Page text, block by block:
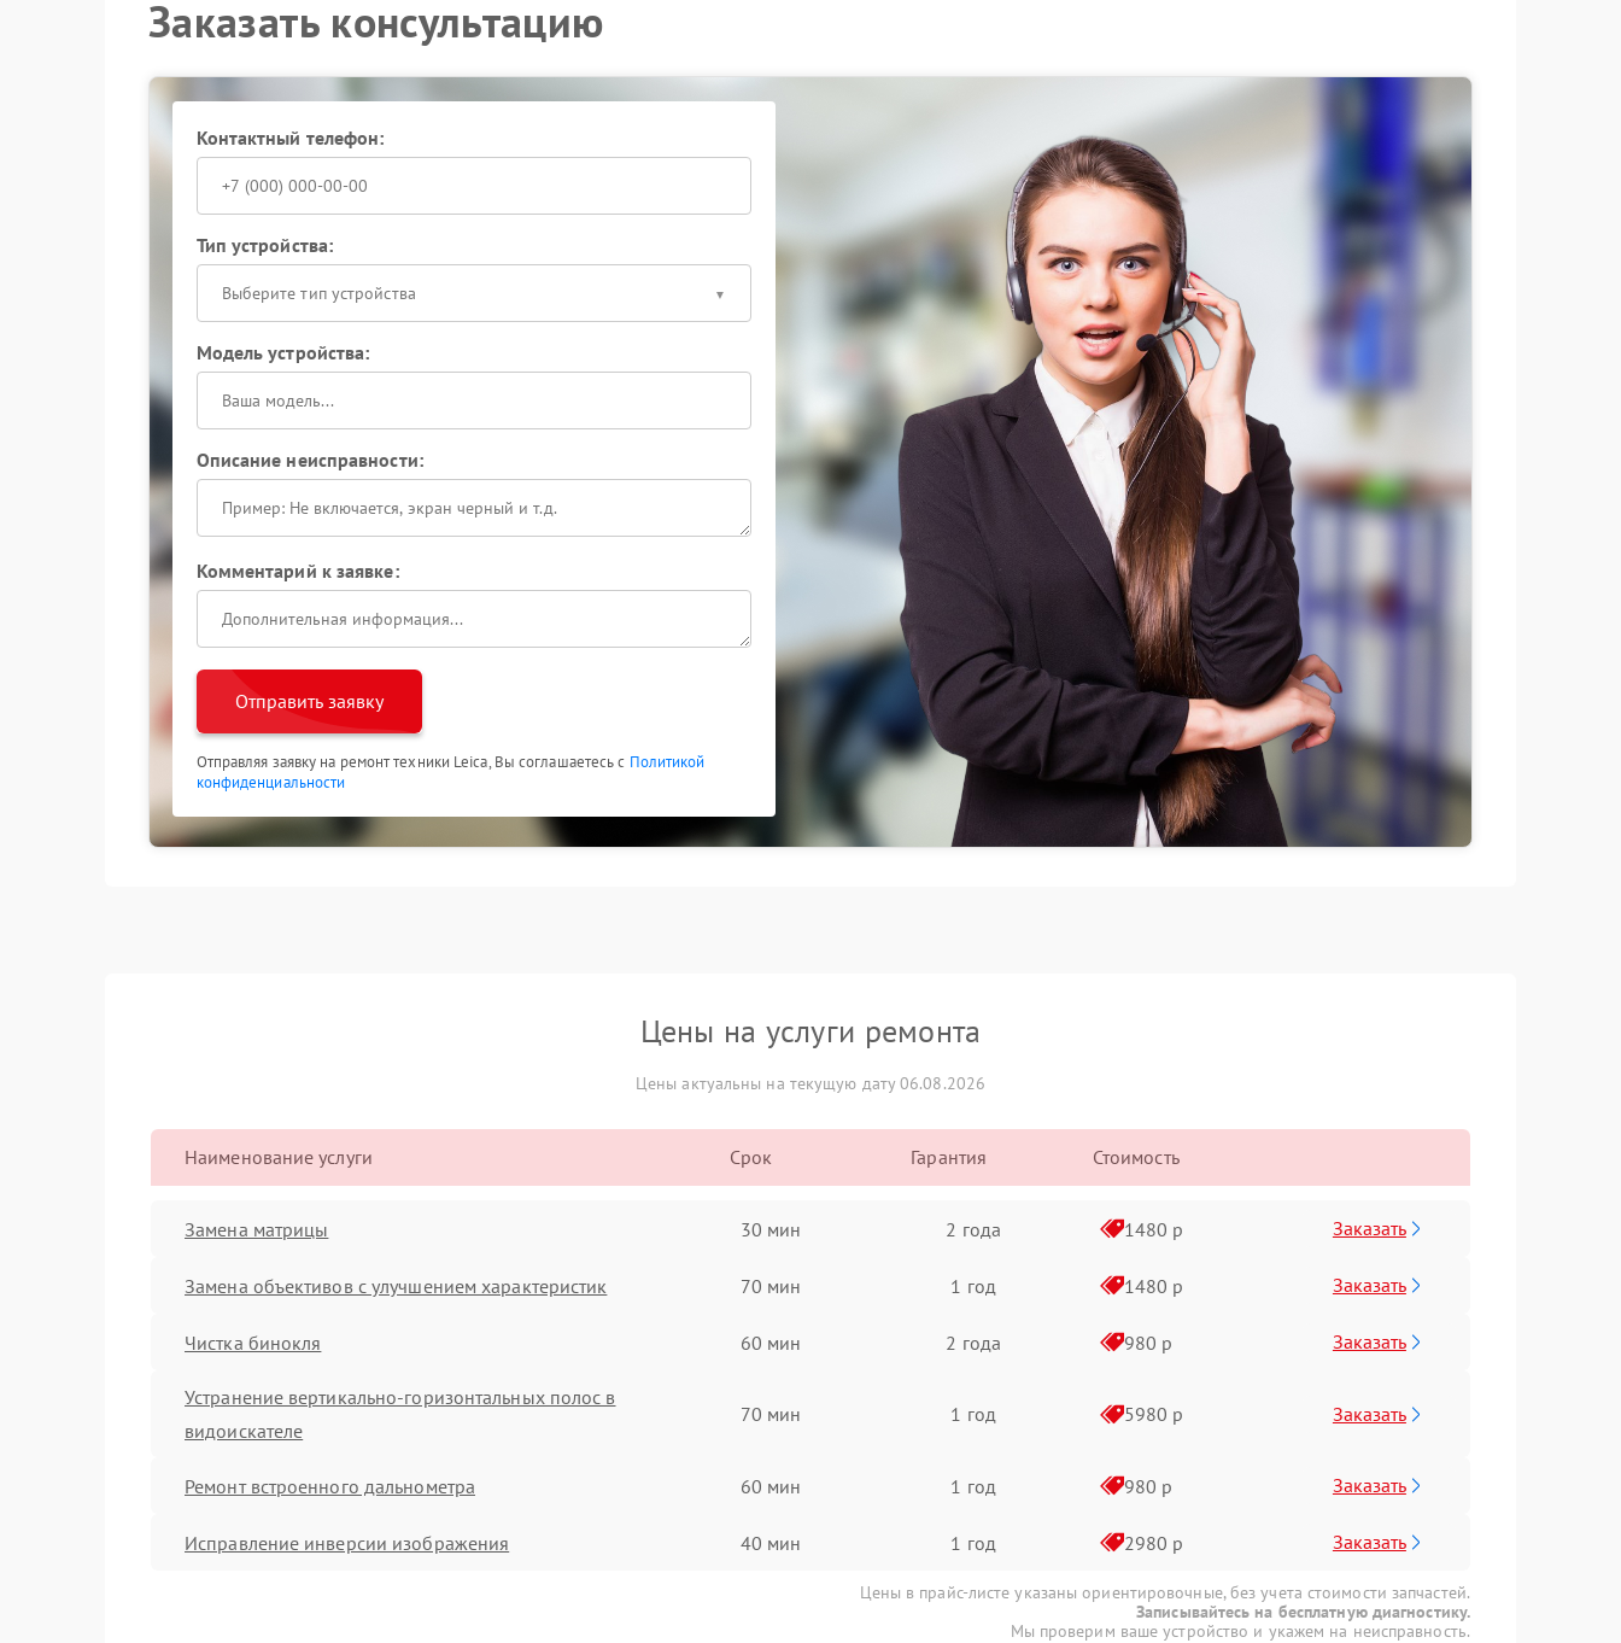
Заказать консультацию
Контактный телефон:
Тип устройства:
Выберите тип устройства
Модель устройства:
Описание неисправности:
Комментарий к заявке:
Отправить заявку
Отправляя заявку на ремонт техники Leica, Вы соглашаетесь с Политикой
конфиденциальности
Цены на услуги ремонта
Цены актуальны на текущую дату 06.08.2026
Наименование услуги Срок Гарантия Стоимость
Замена матрицы 30 мин 2 года 1480 р Заказать
Замена объективов с улучшением характеристик 70 мин 1 год 1480 р Заказать
Чистка бинокля 60 мин 2 года 980 р Заказать
Устранение вертикально-горизонтальных полос в
видоискателе
70 мин 1 год 5980 р Заказать
Ремонт встроенного дальнометра 60 мин 1 год 980 р Заказать
Исправление инверсии изображения 40 мин 1 год 2980 р Заказать
Цены в прайс-листе указаны ориентировочные, без учета стоимости запчастей.
Записывайтесь на бесплатную диагностику.
Мы проверим ваше устройство и укажем на неисправность.